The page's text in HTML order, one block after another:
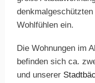
Wohlfühlen ein.
Die Wohnungen im
befinden sich ca.
und unserer